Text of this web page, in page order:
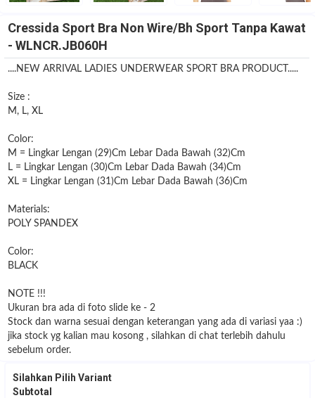
Cressida Sport Bra Non Wire/Bh Sport Tanpa Kawat
- WLNCR.JB060H
....NEW ARRIVAL LADIES UNDERWEAR SPORT BRA PRODUCT.....
Size :
M, L, XL
Color:
M = Lingkar Lengan (29)Cm Lebar Dada Bawah (32)Cm
L = Lingkar Lengan (30)Cm Lebar Dada Bawah (34)Cm
XL = Lingkar Lengan (31)Cm Lebar Dada Bawah (36)Cm
Materials:
POLY SPANDEX
Color:
BLACK
NOTE !!!
Ukuran bra ada di foto slide ke - 2
Stock dan warna sesuai dengan keterangan yang ada di variasi yaa :)
jika stock yg kalian mau kosong , silahkan di chat terlebih dahulu
sebelum order.
Silahkan Pilih Variant
Subtotal